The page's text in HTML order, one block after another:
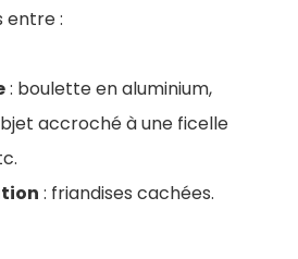
entre :
: boulette en aluminium,
accroché à une ficelle
: friandises cachées.